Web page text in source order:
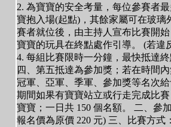
2. 為寶寶的安全考量，每位參賽者
寶抱入場(起點)，其餘家屬可在玻璃
賽者就位後，由主持人宣布比賽開
寶寶的玩具在終點處作引導。 (若違
4. 每組比賽限時一分鐘，最快抵達
四、第五抵達為參加獎；若在時間
冠軍、亞軍、季軍、參加獎等名次
期間如果有寶寶站立或行走完成比
寶寶；一日共 150 個名額。 二、參
報名價為原價 220 元) 三、比賽方式